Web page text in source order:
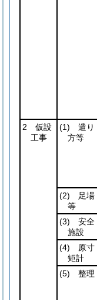
2 仮設
工事
(1) 遣り
方等
(2) 足場
等
(3) 安全
施設
(4) 原寸
矩計
(5) 整理